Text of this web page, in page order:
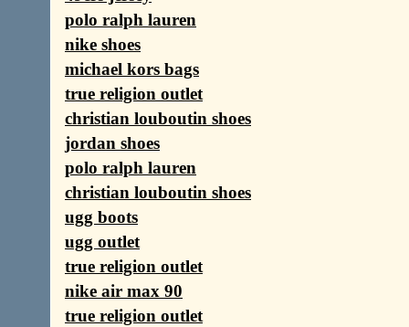
polo ralph lauren
nike shoes
michael kors bags
true religion outlet
christian louboutin shoes
jordan shoes
polo ralph lauren
christian louboutin shoes
ugg boots
ugg outlet
true religion outlet
nike air max 90
true religion outlet